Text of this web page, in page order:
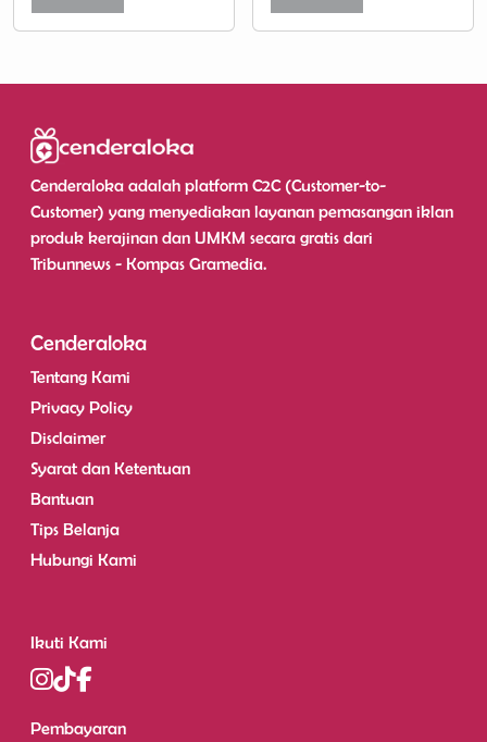
Cenderaloka adalah platform C2C (Customer-to-
Customer) yang menyediakan layanan pemasangan iklan
produk kerajinan dan UMKM secara gratis dari
Tribunnews - Kompas Gramedia.
Cenderaloka
Tentang Kami
Privacy Policy
Disclaimer
Syarat dan Ketentuan
Bantuan
Tips Belanja
Hubungi Kami
Ikuti Kami
Pembayaran